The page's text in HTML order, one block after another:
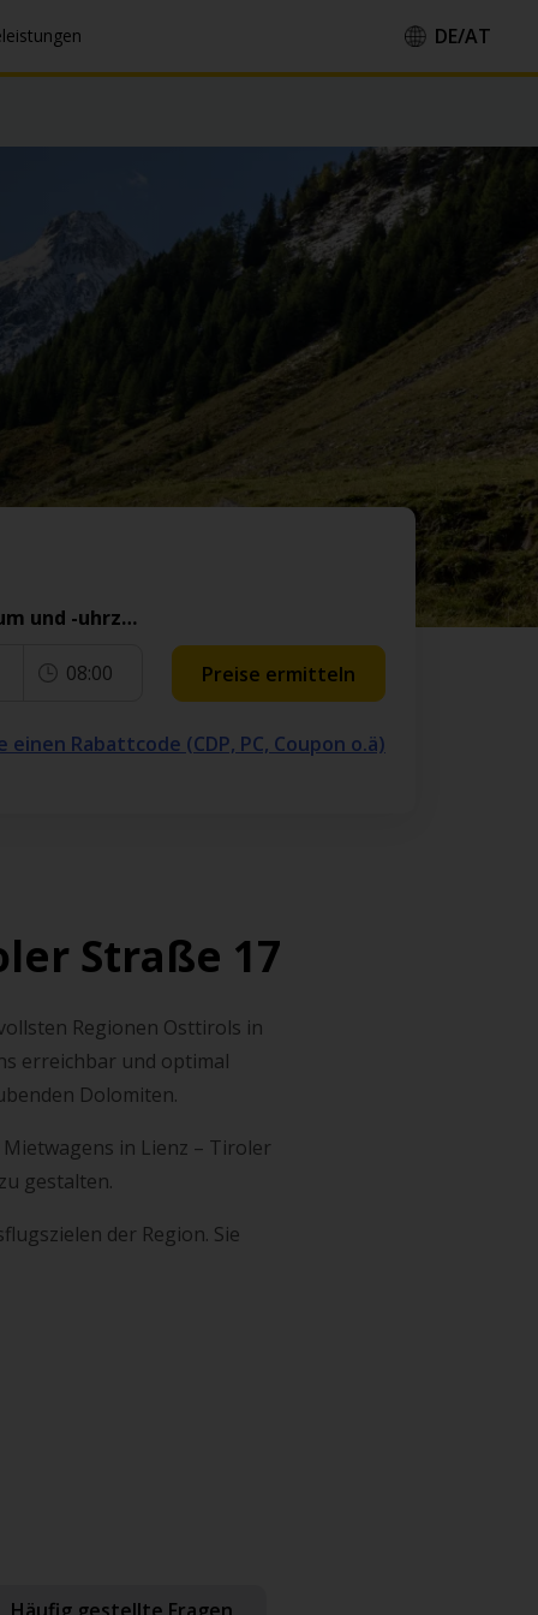
DE/AT
Sprache::
Rückgabedatum und -uhrzeit
08:00 Preise ermitteln
einen Rabattcode (CDP, PC, Coupon o.ä)
Straße 17
Regionen Osttirols in
erreichbar und optimal
Dolomiten.
in Lienz – Tiroler
gestalten.
der Region. Sie